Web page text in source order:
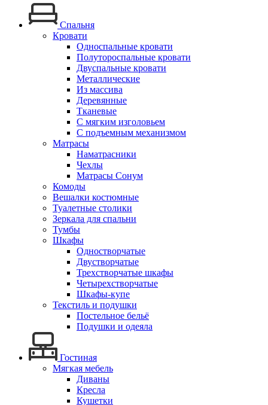
Спальня
Кровати
Односпальные кровати
Полутороспальные кровати
Двуспальные кровати
Металлические
Из массива
Деревянные
Тканевые
С мягким изголовьем
С подъемным механизмом
Матрасы
Наматрасники
Чехлы
Матрасы Сонум
Комоды
Вешалки костюмные
Туалетные столики
Зеркала для спальни
Тумбы
Шкафы
Одностворчатые
Двустворчатые
Трехстворчатые шкафы
Четырехстворчатые
Шкафы-купе
Текстиль и подушки
Постельное бельё
Подушки и одеяла
Гостиная
Мягкая мебель
Диваны
Кресла
Кушетки